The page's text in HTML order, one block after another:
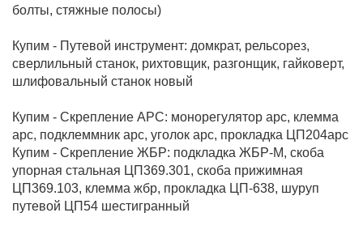
болты, стяжные полосы)
Купим - Путевой инструмент: домкрат, рельсорез,
сверлильный станок, рихтовщик, разгонщик, гайковерт,
шлифовальный станок новый
Купим - Скрепление АРС: монорегулятор арс, клемма
арс, подклеммник арс, уголок арс, прокладка ЦП204арс
Купим - Скрепление ЖБР: подкладка ЖБР-М, скоба
упорная стальная ЦП369.301, скоба прижимная
ЦП369.103, клемма жбр, прокладка ЦП-638, шуруп
путевой ЦП54 шестигранный